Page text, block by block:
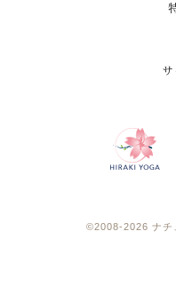
©2008-2026 ナチ